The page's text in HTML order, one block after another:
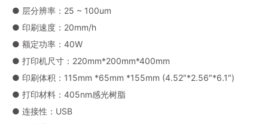
● 层分辨率：25 ~ 100um
● 印刷速度：20mm/h
● 额定功率：40W
● 打印机尺寸：220mm*200mm*400mm
● 印刷体积：115mm *65mm *155mm (4.52″*2.56″*6.1″)
● 打印材料：405nm感光树脂
● 连接性：USB